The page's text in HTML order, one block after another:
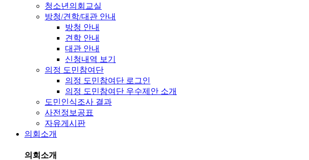
청소년의회교실
방청/견학/대관 안내
방청 안내
견학 안내
대관 안내
신청내역 보기
의정 도민참여단
의정 도민참여단 로그인
의정 도민참여단 우수제안 소개
도민인식조사 결과
사전정보공표
자유게시판
의회소개
의회소개